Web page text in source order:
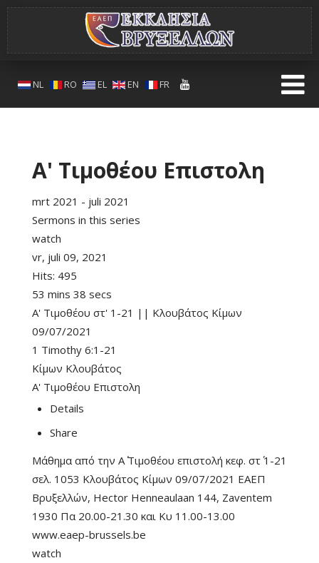
NL RO EL EN FR
Α' Τιμοθέου Επιστολη
mrt 2021 - juli 2021
Sermons in this series
watch
vr, juli 09, 2021
Hits: 495
53 mins 38 secs
Α' Τιμοθέου στ' 1-21 || Κλουβάτος Κίμων
09/07/2021
1 Timothy 6:1-21
Κίμων Κλουβάτος
Α' Τιμοθέου Επιστολη
Details
Share
Μάθημα από την Α΄ Τιμοθέου επιστολή κεφ. στ΄ 1-21
σελ. 1053 Κλουβάτος Κίμων 09/07/2021 ΕΑΕΠ
Βρυξελλών, Hector Henneaulaan 144, Zaventem
1930 Πα 20.00-21.30 και Κυ 11.00-13.00
www.eaep-brussels.be
watch